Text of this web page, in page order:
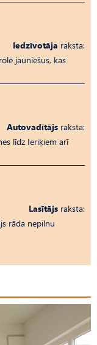
Iedzīvotāja raksta:
jauniešus, kas
Autovadītājs raksta:
līdz Ieriķiem arī
Lasītājs raksta:
rāda nepilnu